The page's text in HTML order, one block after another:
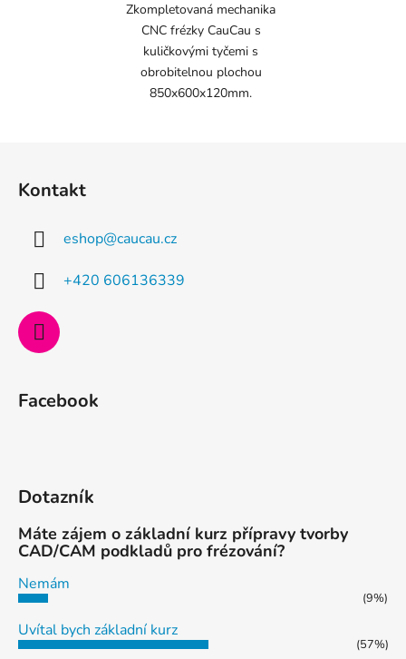
Zkompletovaná mechanika
CNC frézky CauCau s
kuličkovými tyčemi s
obrobitelnou plochou
850x600x120mm.
Kontakt
eshop@caucau.cz
+420 606136339
Facebook
Dotazník
Máte zájem o základní kurz přípravy tvorby
CAD/CAM podkladů pro frézování?
Nemám
(9%)
Uvítal bych základní kurz
(57%)